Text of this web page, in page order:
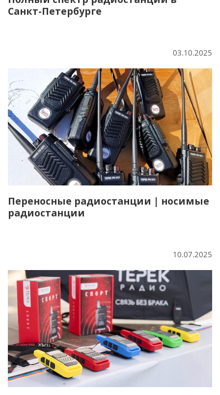
Санкт-Петербурге
03.10.2025
Переносные радиостанции | носимые
радиостанции
10.07.2025